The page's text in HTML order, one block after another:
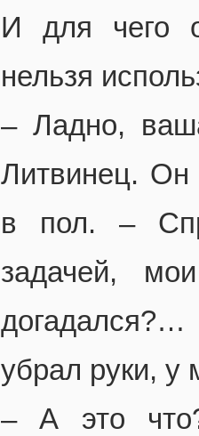
И для чего
нельзя
– Ладно,
Литвинец. Он
в пол. –
задачей,
убрал руки,
– А это